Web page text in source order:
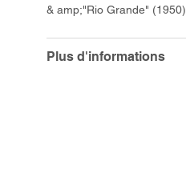
& amp;"Rio Grande" (1950)
Plus d'informations